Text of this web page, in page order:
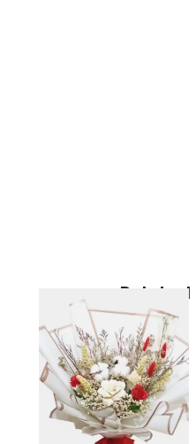
price
was:
Current
price
is: